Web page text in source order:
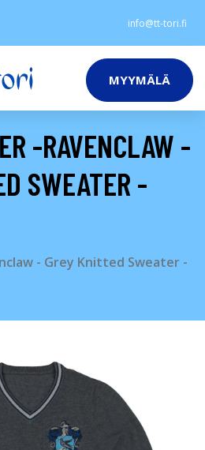
info@tt-tori.fi
MYYMÄLÄ
-​RAVENCLAW -
SWEATER -
- Grey Knitted Sweater -